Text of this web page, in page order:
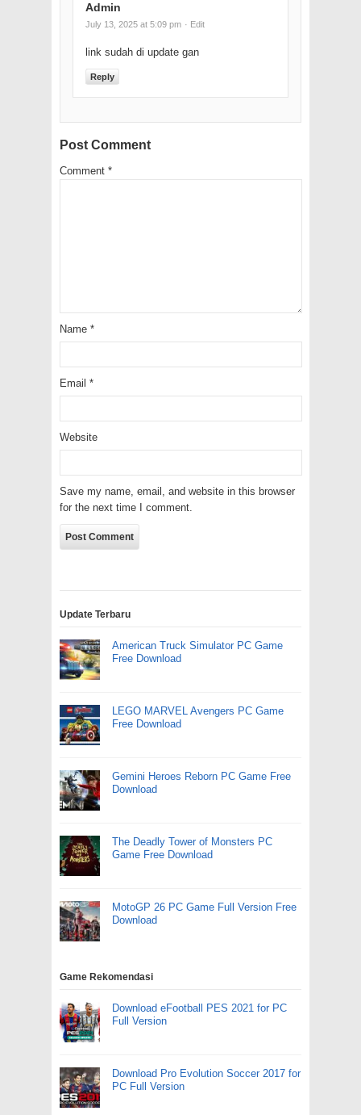
Admin
July 13, 2025 at 5:09 pm · Edit
link sudah di update gan
Reply
Post Comment
Comment *
Name *
Email *
Website
Save my name, email, and website in this browser
for the next time I comment.
Update Terbaru
American Truck Simulator PC Game
Free Download
LEGO MARVEL Avengers PC Game
Free Download
Gemini Heroes Reborn PC Game Free
Download
The Deadly Tower of Monsters PC
Game Free Download
MotoGP 26 PC Game Full Version Free
Download
Game Rekomendasi
Download eFootball PES 2021 for PC
Full Version
Download Pro Evolution Soccer 2017 for
PC Full Version